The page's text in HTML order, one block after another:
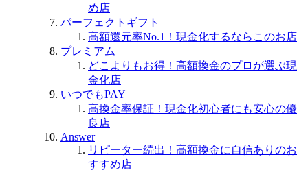
め店
パーフェクトギフト
高額還元率No.1！現金化するならこのお店
プレミアム
どこよりもお得！高額換金のプロが選ぶ現
金化店
いつでもPAY
高換金率保証！現金化初心者にも安心の優
良店
Answer
リピーター続出！高額換金に自信ありのお
すすめ店